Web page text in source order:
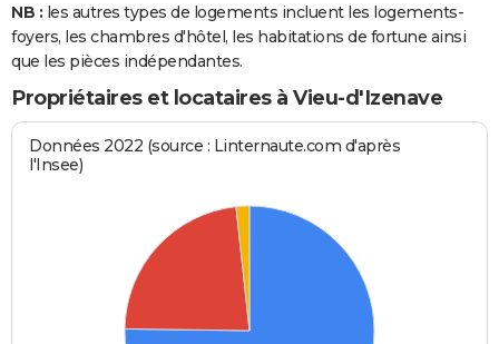
NB : les autres types de logements incluent les logements-
foyers, les chambres d'hôtel, les habitations de fortune ainsi
que les pièces indépendantes.
Propriétaires et locataires à Vieu-d'Izenave
Données 2022 (source : Linternaute.com d'après
l'Insee)